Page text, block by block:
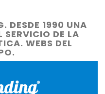
DESDE 1990 UNA
DE LA
WEBS DEL